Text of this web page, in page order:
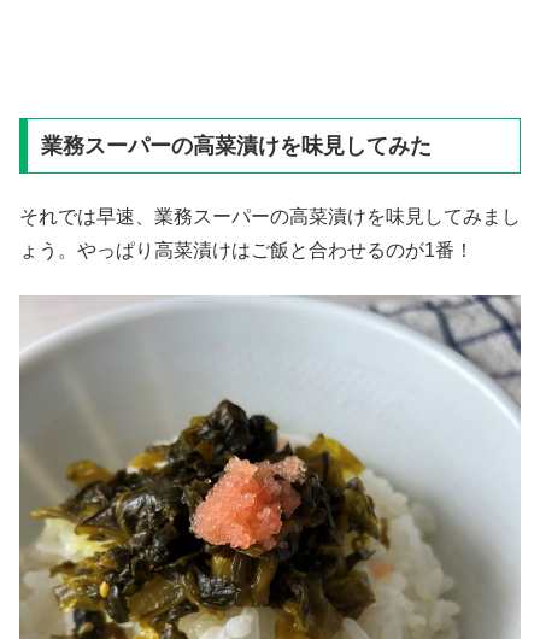
業務スーパーの高菜漬けを味見してみた
それでは早速、業務スーパーの高菜漬けを味見してみまし
ょう。やっぱり高菜漬けはご飯と合わせるのが1番！